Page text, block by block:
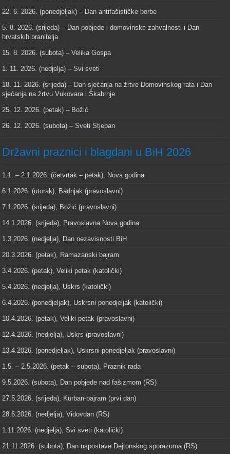
22. 6. 2026. (ponedjeljak) – Dan antifašističke borbe
5. 8. 2026. (srijeda) – Dan pobjede i domovinske zahvalnosti i Dan
hrvatskih branitelja
15. 8. 2026. (subota) – Velika Gospa
1. 11. 2026. (nedjelja) – Svi sveti
18. 11. 2026. (srijeda) – Dan sjećanja na žrtve Domovinskog rata i Dan
sjećanja na žrtvu Vukovara i Škabrnje
25. 12. 2026. (petak) – Božić
26. 12. 2026. (subota) – Sveti Stjepan
Državni praznici i blagdani u BiH 2026
1.1. – 2.1.2026. (četvrtak – petak), Nova godina
6.1.2026. (utorak), Badnjak (pravoslavni)
7.1.2026. (srijeda), Božić (pravoslavni)
14.1.2026. (srijeda), Pravoslavna Nova godina
1.3.2026. (nedjelja), Dan nezavisnosti BiH
20.3.2026. (petak), Ramazanski bajram
3.4.2026. (petak), Veliki petak (katolički)
5.4.2026. (nedjelja), Uskrs (katolički)
6.4.2026. (ponedjeljak), Uskrsni ponedjeljak (katolički)
10.4.2026. (petak), Veliki petak (pravoslavni)
12.4.2026. (nedjelja), Uskrs (pravoslavni)
13.4.2026. (ponedjeljak), Uskrsni ponedjeljak (pravoslavni)
1.5. – 2.5.2026. (petak – subota), Praznik rada
9.5.2026. (subota), Dan pobjede nad fašizmom (RS)
27.5.2026. (srijeda), Kurban-bajram (prvi dan)
28.6.2026. (nedjelja), Vidovdan (RS)
1.11.2026. (nedjelja), Svi sveti (katolički)
21.11.2026. (subota), Dan uspostave Dejtonskog sporazuma (RS)